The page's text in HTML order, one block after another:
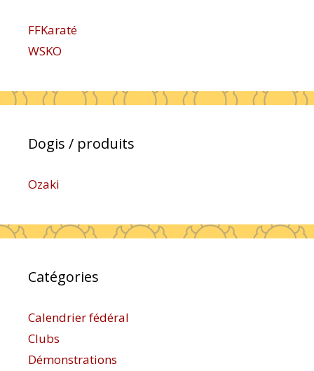
FFKaraté
WSKO
Dogis / produits
Ozaki
Catégories
Calendrier fédéral
Clubs
Démonstrations